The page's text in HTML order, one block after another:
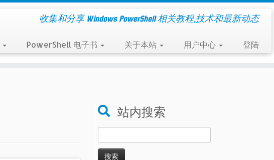
收集和分享 Windows PowerShell 相关教程,技术和最新动态
PowerShell 电子书 关于本站 用户中心 登陆
站内搜索
索：